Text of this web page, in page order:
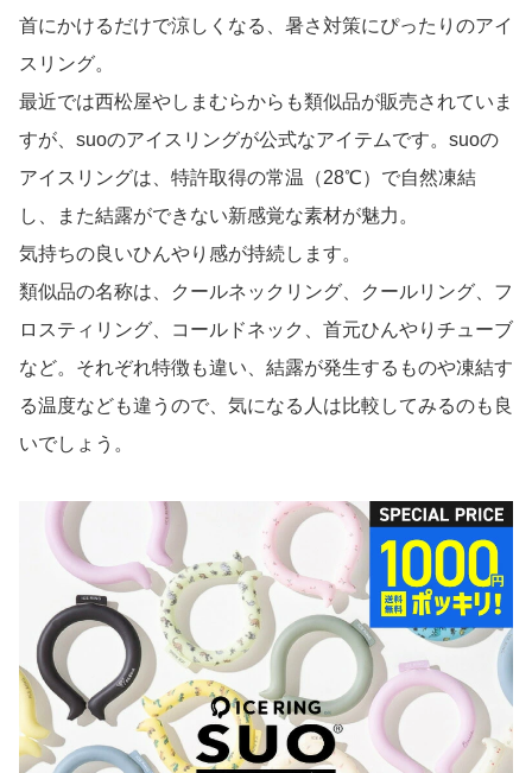
首にかけるだけで涼しくなる、暑さ対策にぴったりのアイ
スリング。
最近では西松屋やしまむらからも類似品が販売されていま
すが、suoのアイスリングが公式なアイテムです。suoの
アイスリングは、特許取得の常温（28℃）で自然凍結
し、また結露ができない新感覚な素材が魅力。
気持ちの良いひんやり感が持続します。
類似品の名称は、クールネックリング、クールリング、フ
ロスティリング、コールドネック、首元ひんやりチューブ
など。それぞれ特徴も違い、結露が発生するものや凍結す
る温度なども違うので、気になる人は比較してみるのも良
いでしょう。